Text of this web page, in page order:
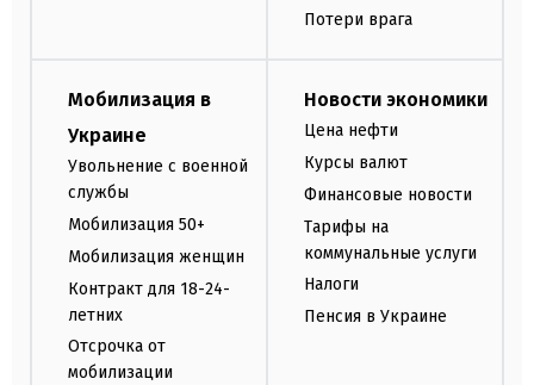
Потери врага
Мобилизация в
Украине
Увольнение с военной
службы
Мобилизация 50+
Мобилизация женщин
Контракт для 18-24-
летних
Отсрочка от
мобилизации
Новости экономики
Цена нефти
Курсы валют
Финансовые новости
Тарифы на
коммунальные услуги
Налоги
Пенсия в Украине